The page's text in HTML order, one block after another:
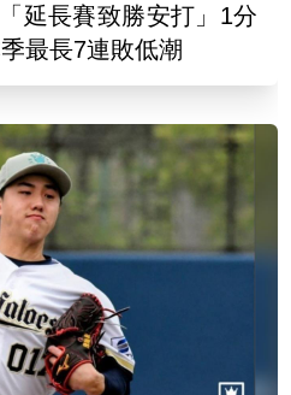
延長賽致勝安打」1分
最長7連敗低潮